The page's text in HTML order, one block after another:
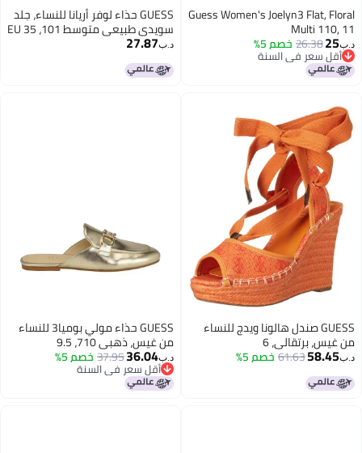
Guess Women's Joelyn3 Flat, Floral
Multi 110, 11
د.ب‏25
26.38خصم 5%
أقل سعر في السنة
أقل سعر في السنة
GUESS حذاء لوفر أريانا للنساء، جلد
سويدي طبيعي متوسط 101، 35 EU
د.ب‏27.87
GUESS صندل هالونا ويدج للنساء
من غيس، برتقالي، 6
د.ب‏58.45
61.63خصم 5%
GUESS حذاء مولي بوميا3 للنساء
من غيس، ذهبي 710، 9.5
د.ب‏36.04
37.95خصم 5%
أقل سعر في السنة
أقل سعر في السنة